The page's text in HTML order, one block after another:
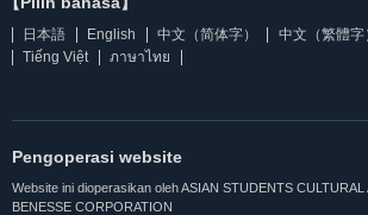
日本語 English 中文（简体字） 中文（繁體字
Tiếng Việt
ภาษาไทย
Pengoperasi website
Website ini dioperasikan oleh ASIAN STUDENTS
BENESSE CORPORATION